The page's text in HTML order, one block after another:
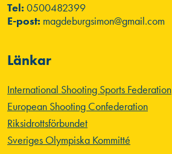
Tel: 0500482399
E-post: magdeburgsimon@gmail.com
Länkar
International Shooting Sports Federation
European Shooting Confederation
Riksidrottsförbundet
Sveriges Olympiska Kommitté